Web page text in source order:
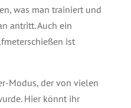
was man trainiert und
antritt. Auch ein
ist
Modus, der von vielen
Hier könnt ihr